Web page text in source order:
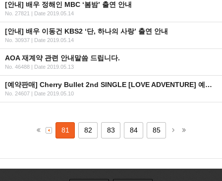
[안내] 배우 정해인 MBC ‘봄밤’ 출연 안내
No. 27821 | Date 2019.05.14
[안내] 배우 이동건 KBS2 ‘단, 하나의 사랑’ 출연 안내
No. 30937 | Date 2019.05.14
AOA 재계약 관련 안내말씀 드립니다.
No. 46488 | Date 2019.05.13
[예약판매] Cherry Bullet 2nd SINGLE [LOVE ADVENTURE] 예약판매 안내 (수정)
No. 24607 | Date 2019.05.10
81 82 83 84 85